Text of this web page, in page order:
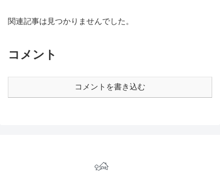
関連記事は見つかりませんでした。
コメント
コメントを書き込む